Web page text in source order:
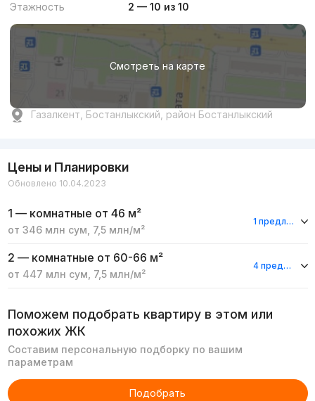
Этажность
2 — 10 из 10
Смотреть на карте
Газалкент, Бостанлыкский, район Бостанлыкский
Цены и Планировки
Обновлено 10.04.2023
1 — комнатные от 46 м²
от 346 млн сум 7,5 млн/м²
1 предложение
2 — комнатные от 60-66 м²
от 447 млн сум 7,5 млн/м²
4 предложения
Поможем подобрать квартиру в этом или
похожих ЖК
Составим персональную подборку по вашим
параметрам
Подобрать